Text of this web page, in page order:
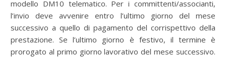
modello DM10 telematico. Per i committenti/associanti,
l’invio deve avvenire entro l’ultimo giorno del mese
successivo a quello di pagamento del corrispettivo della
prestazione. Se l’ultimo giorno è festivo, il termine è
prorogato al primo giorno lavorativo del mese successivo.